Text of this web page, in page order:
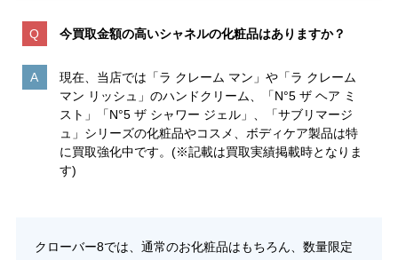
今買取金額の高いシャネルの化粧品はありますか？
現在、当店では「ラ クレーム マン」や「ラ クレーム
マン リッシュ」のハンドクリーム、「N°5 ザ ヘア ミ
スト」「N°5 ザ シャワー ジェル」、「サブリマージ
ュ」シリーズの化粧品やコスメ、ボディケア製品は特
に買取強化中です。(※記載は買取実績掲載時となりま
す)
クローバー8では、通常のお化粧品はもちろん、数量限定